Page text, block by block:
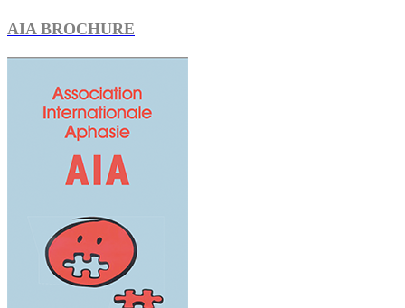
AIA BROCHURE